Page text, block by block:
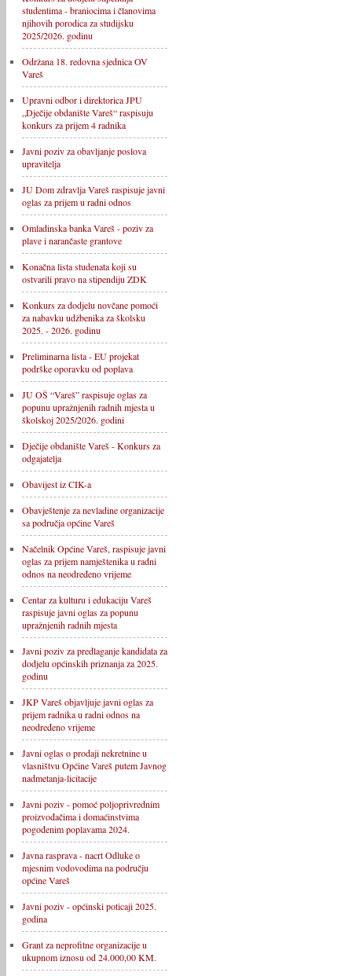
studentima - braniocima i članovima
njihovih porodica za studijsku
2025/2026. godinu
Održana 18. redovna sjednica OV
Vareš
Upravni odbor i direktorica JPU
„Dječije obdanište Vareš“ raspisuju
konkurs za prijem 4 radnika
Javni poziv za obavljanje poslova
upravitelja
JU Dom zdravlja Vareš raspisuje javni
oglas za prijem u radni odnos
Omladinska banka Vareš - poziv za
plave i narančaste grantove
Konačna lista studenata koji su
ostvarili pravo na stipendiju ZDK
Konkurs za dodjelu novčane pomoći
za nabavku udžbenika za školsku
2025. - 2026. godinu
Preliminarna lista - EU projekat
podrške oporavku od poplava
JU OŠ “Vareš” raspisuje oglas za
popunu upražnjenih radnih mjesta u
školskoj 2025/2026. godini
Dječije obdanište Vareš - Konkurs za
odgajatelja
Obavijest iz CIK-a
Obavještenje za nevladine organizacije
sa područja općine Vareš
Načelnik Općine Vareš, raspisuje javni
oglas za prijem namještenika u radni
odnos na neodređeno vrijeme
Centar za kulturu i edukaciju Vareš
raspisuje javni oglas za popunu
upražnjenih radnih mjesta
Javni poziv za predlaganje kandidata za
dodjelu općinskih priznanja za 2025.
godinu
JKP Vareš objavljuje javni oglas za
prijem radnika u radni odnos na
neodređeno vrijeme
Javni oglas o prodaji nekretnine u
vlasništvu Općine Vareš putem Javnog
nadmetanja-licitacije
Javni poziv - pomoć poljoprivrednim
proizvođačima i domaćinstvima
pogođenim poplavama 2024.
Javna rasprava - nacrt Odluke o
mjesnim vodovodima na području
općine Vareš
Javni poziv - općinski poticaji 2025.
godina
Grant za neprofitne organizacije u
ukupnom iznosu od 24.000,00 KM.